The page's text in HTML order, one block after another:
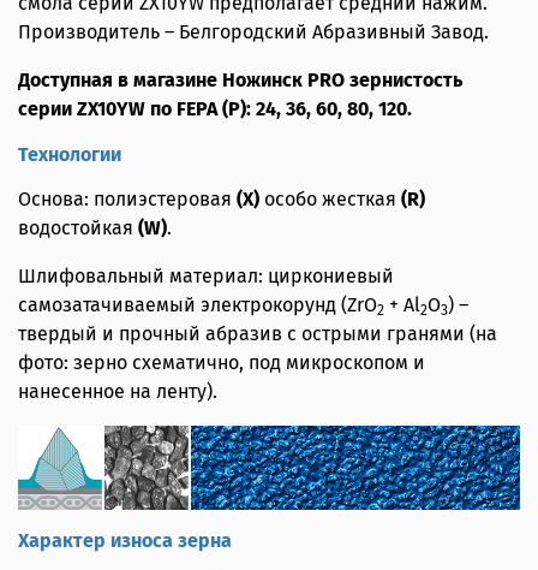
Производитель – Белгородский Абразивный Завод.
Доступная в магазине Ножинск PRO зернистость
серии ZX10YW по FEPA (P): 24, 36, 60, 80, 120.
Технологии
Основа: полиэстеровая (X) особо жесткая (R)
водостойкая (W).
Шлифовальный материал: циркониевый
самозатачиваемый электрокорунд (ZrO2 + Al2O3) –
твердый и прочный абразив с острыми гранями (на
фото: зерно схематично, под микроскопом и
нанесенное на ленту).
Характер износа зерна